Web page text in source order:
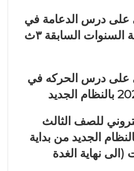
على درس الدعامة في
النبات من اسئلة السنوات السابقة ٣ث
على درس الحركه في
للصف الثالث
2022 بالنظام الجديد من بداية
نهاية الغدة